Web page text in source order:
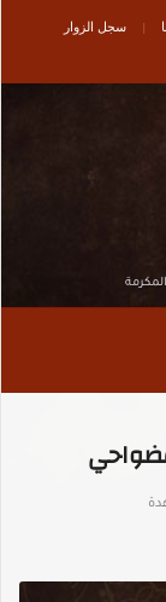
سجل الزوار